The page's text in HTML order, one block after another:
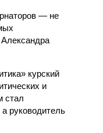
— не
курский
и
стал
руководитель